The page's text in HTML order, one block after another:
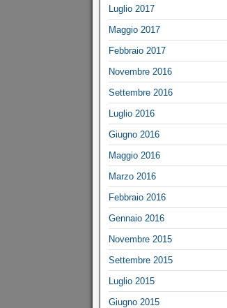
Luglio 2017
Maggio 2017
Febbraio 2017
Novembre 2016
Settembre 2016
Luglio 2016
Giugno 2016
Maggio 2016
Marzo 2016
Febbraio 2016
Gennaio 2016
Novembre 2015
Settembre 2015
Luglio 2015
Giugno 2015